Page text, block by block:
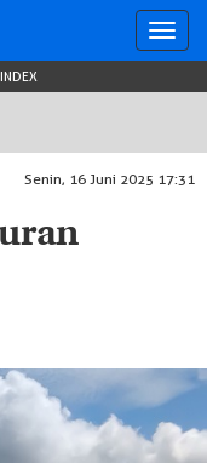
INDEX
Senin, 16 Juni 2025 17:31